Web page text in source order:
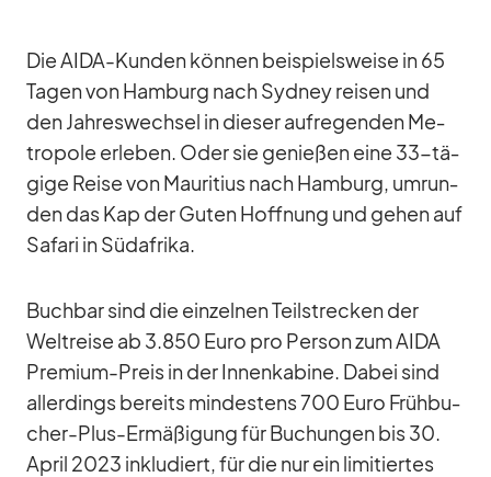
Die AIDA-Kun­den kön­nen bei­spiels­weise in 65
Ta­gen von Ham­burg nach Syd­ney rei­sen und
den Jah­res­wech­sel in die­ser auf­re­gen­den Me­
tro­pole er­le­ben. Oder sie ge­nie­ßen eine 33-tä­
gige Reise von Mau­ri­tius nach Ham­burg, um­run­
den das Kap der Gu­ten Hoff­nung und ge­hen auf
Sa­fari in Süd­afrika.
Buch­bar sind die ein­zel­nen Teil­stre­cken der
Welt­reise ab 3.850 Euro pro Per­son zum AIDA
Pre­mium-Preis in der In­nen­ka­bine. Da­bei sind
al­ler­dings be­reits min­des­tens 700 Euro Früh­bu­
cher-Plus-Er­mä­ßi­gung für Bu­chun­gen bis 30.
April 2023 in­klu­diert, für die nur ein li­mi­tier­tes